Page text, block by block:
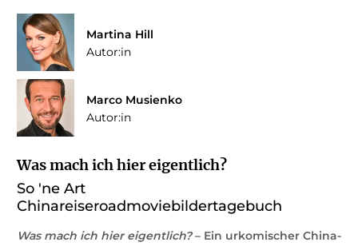
Martina Hill
Autor:in
Marco Musienko
Autor:in
Was mach ich hier eigentlich?
So 'ne Art
Chinareiseroadmoviebildertagebuch
Was mach ich hier eigentlich?– Ein urkomischer China-